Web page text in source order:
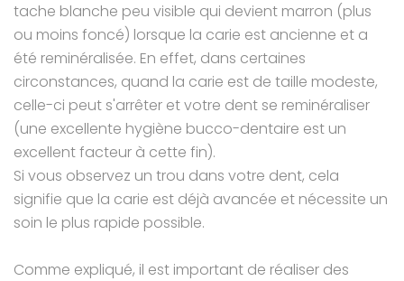
tache blanche peu visible qui devient marron (plus
ou moins foncé) lorsque la carie est ancienne et a
été reminéralisée. En effet, dans certaines
circonstances, quand la carie est de taille modeste,
celle-ci peut s'arrêter et votre dent se reminéraliser
(une excellente hygiène bucco-dentaire est un
excellent facteur à cette fin).
Si vous observez un trou dans votre dent, cela
signifie que la carie est déjà avancée et nécessite un
soin le plus rapide possible.
Comme expliqué, il est important de réaliser des